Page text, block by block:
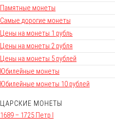
Памятные монеты
Самые дорогие монеты
Цены на монеты 1 рубль
Цены на монеты 2 рубля
Цены на монеты 5 рублей
Юбилейные монеты
Юбилейные монеты 10 рублей
ЦАРСКИЕ МОНЕТЫ
1689 – 1725 Петр I